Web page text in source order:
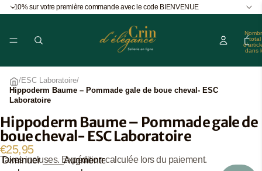
-10% sur votre première commande avec le code BIENVENUE
total
dans
/ESC Laboratoire/
Hippoderm Baume – Pommade gale de boue cheval- ESC
Laboratoire
Ouvrir
l’image
en
plein
Hippoderm Baume – Pommade gale de
boue cheval- ESC Laboratoire
€25,95
Taxes incluses. Expédition calculée lors du paiement.
Diminuer
Augmenter